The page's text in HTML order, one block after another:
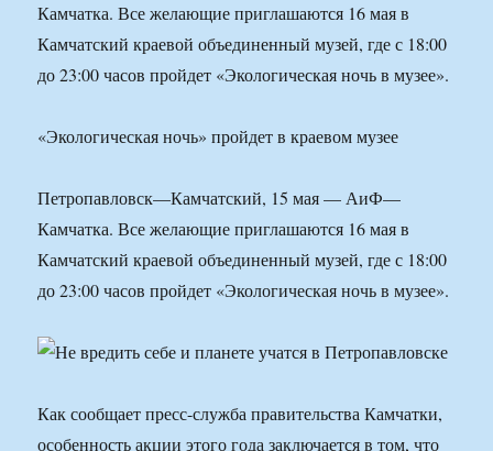
Камчатка. Все желающие приглашаются 16 мая в
Камчатский краевой объединенный музей, где с 18:00
до 23:00 часов пройдет «Экологическая ночь в музее».
«Экологическая ночь» пройдет в краевом музее
Петропавловск—Камчатский, 15 мая — АиФ—
Камчатка. Все желающие приглашаются 16 мая в
Камчатский краевой объединенный музей, где с 18:00
до 23:00 часов пройдет «Экологическая ночь в музее».
Как сообщает пресс-служба правительства Камчатки,
особенность акции этого года заключается в том, что